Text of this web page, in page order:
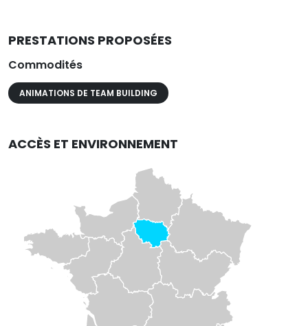
PRESTATIONS PROPOSÉES
Commodités
ANIMATIONS DE TEAM BUILDING
ACCÈS ET ENVIRONNEMENT